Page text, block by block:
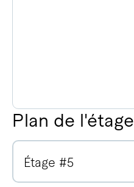
Plan de l'étage
Étage #5